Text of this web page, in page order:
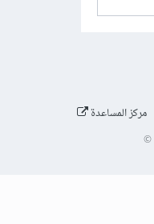
مركز المساعدة
©